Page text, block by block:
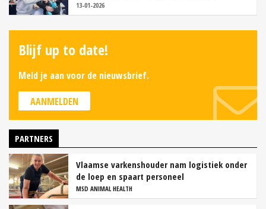
13-01-2026
Blijf up to date!
Meld je aan voor de nieuwsbrief.
AANMELDEN
PARTNERS
Vlaamse varkenshouder nam logistiek onder
de loep en spaart personeel
MSD ANIMAL HEALTH